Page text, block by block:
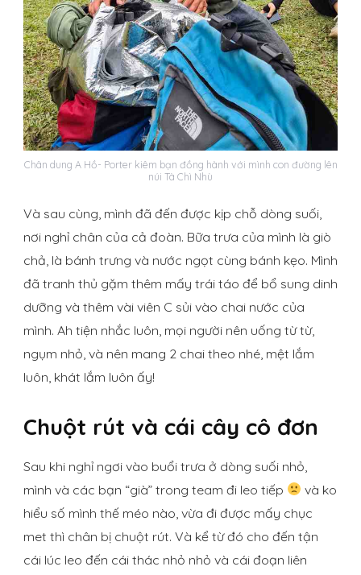
Chân dung A Hồ- Porter kiêm bạn đồng hành với mình con đường lên
núi Tà Chì Nhù
Và sau cùng, mình đã đến được kịp chỗ dòng suối,
nơi nghỉ chân của cả đoàn. Bữa trưa của mình là giò
chả, là bánh trưng và nước ngọt cùng bánh kẹo. Mình
đã tranh thủ gặm thêm mấy trái táo để bổ sung dinh
dưỡng và thêm vài viên C sủi vào chai nước của
mình. Ah tiện nhắc luôn, mọi người nên uống từ từ,
ngụm nhỏ, và nên mang 2 chai theo nhé, mệt lắm
luôn, khát lắm luôn ấy!
Chuột rút và cái cây cô đơn
Sau khi nghỉ ngơi vào buổi trưa ở dòng suối nhỏ,
mình và các bạn “già” trong team đi leo tiếp
và ko
hiểu số mình thế méo nào, vừa đi được mấy chục
met thì chân bị chuột rút. Và kể từ đó cho đến tận
cái lúc leo đến cái thác nhỏ nhỏ và cái đoạn liên